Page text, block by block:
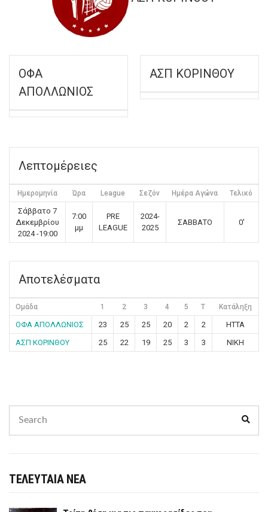
ΟΦΑ
ΑΠΟΛΛΩΝΙΟΣ
ΑΣΠ ΚΟΡΙΝΘΟΥ
Λεπτομέρειες
Ημερομηνία Ώρα League Σεζόν Ημέρα Αγώνα Τελικό
Σάββατο 7
Δεκεμβρίου
2024 -19:00
7:00
μμ
PRE
LEAGUE
2024-
2025
ΣΑΒΒΑΤΟ 0'
Αποτελέσματα
Ομάδα 1 2 3 4 5 T Κατάληξη
ΟΦΑ ΑΠΟΛΛΩΝΙΟΣ 23 25 25 20 2 2
ΗΤΤΑ
ΑΣΠ ΚΟΡΙΝΘΟΥ
25 22 19 25 3 3 ΝΙΚΗ
for:
ΤΕΛΕΥΤΑΙΑ ΝΕΑ